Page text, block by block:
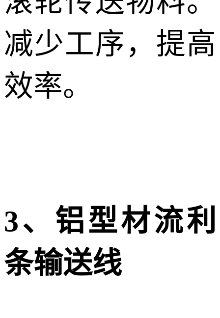
减少工序，提高
效率。
3、铝型材流利
条输送线